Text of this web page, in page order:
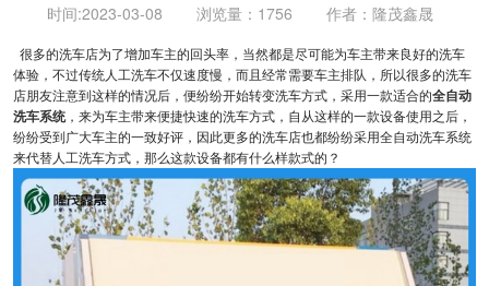
时间:2023-03-08 浏览量： 1756 作者： 隆茂鑫晟
很多的洗车店为了增加车主的回头率，当然都是尽可能为车主带来良好的洗车
体验，不过传统人工洗车不仅速度慢，而且经常需要车主排队，所以很多的洗车
店朋友注意到这样的情况后，便纷纷开始转变洗车方式，采用一款适合的全自动
洗车系统，来为车主带来便捷快速的洗车方式，自从这样的一款设备使用之后，
纷纷受到广大车主的一致好评，因此更多的洗车店也都纷纷采用全自动洗车系统
来代替人工洗车方式，那么这款设备都有什么样款式的？